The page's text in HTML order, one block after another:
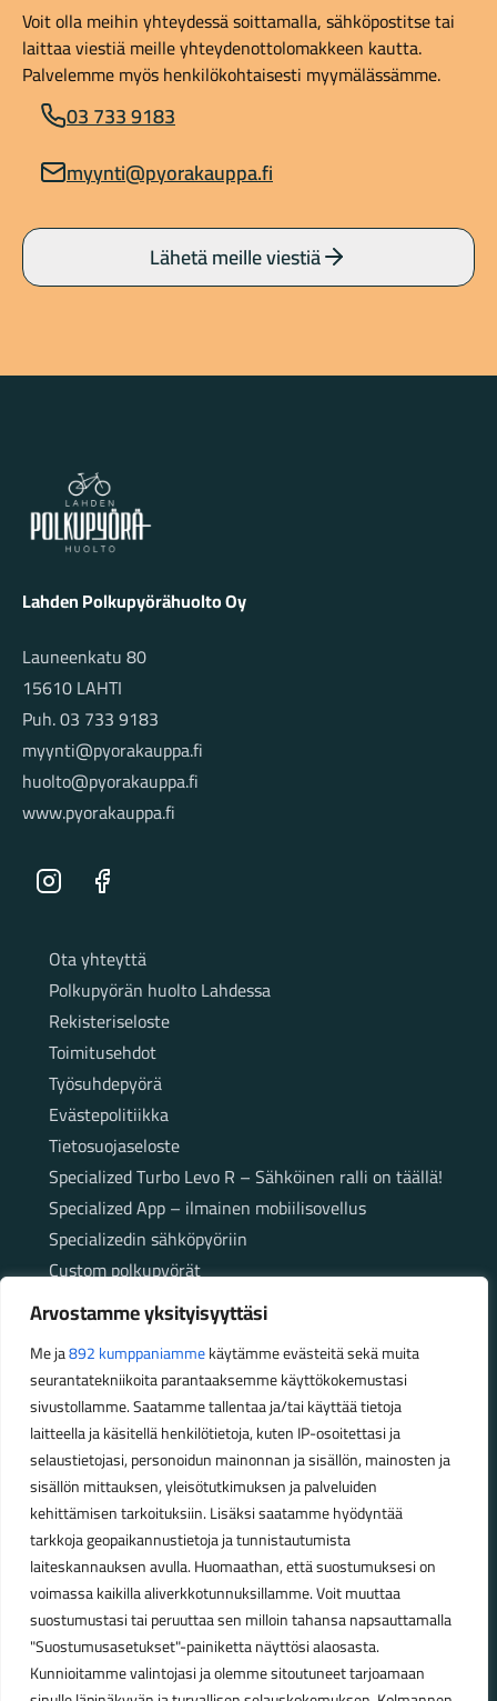
Arvostamme yksityisyyttäsi
Me ja892 kumppaniammekäytämme evästeitä sekä muita
seurantatekniikoita parantaaksemme käyttökokemustasi
sivustollamme. Saatamme tallentaa ja/tai käyttää tietoja
laitteella ja käsitellä henkilötietoja, kuten IP-osoitettasi ja
selaustietojasi, personoidun mainonnan ja sisällön, mainosten ja
sisällön mittauksen, yleisötutkimuksen ja palveluiden
kehittämisen tarkoituksiin. Lisäksi saatamme hyödyntää
tarkkoja geopaikannustietoja ja tunnistautumista
laiteskannauksen avulla. Huomaathan, että suostumuksesi on
voimassa kaikilla aliverkkotunnuksillamme. Voit muuttaa
suostumustasi tai peruuttaa sen milloin tahansa napsauttamalla
"Suostumusasetukset"-painiketta näyttösi alaosasta.
Kunnioitamme valintojasi ja olemme sitoutuneet tarjoamaan
Voit olla meihin yhteydessä soittamalla, sähköpostitse tai
laittaa viestiä meille yhteydenottolomakkeen kautta.
Palvelemme myös henkilökohtaisesti myymälässämme.
03 733 9183
myynti@pyorakauppa.fi
Lähetä meille viestiä
Lahden Polkupyörähuolto - etusivulle
Lahden Polkupyörähuolto Oy
Launeenkatu 80
15610 LAHTI
Puh. 03 733 9183
myynti@pyorakauppa.fi
huolto@pyorakauppa.fi
www.pyorakauppa.fi
Instagram Facebook
SivutOta yhteyttä
Polkupyörän huolto Lahdessa
Rekisteriseloste
Toimitusehdot
Työsuhdepyörä
Evästepolitiikka
Tietosuojaseloste
Specialized Turbo Levo R – Sähköinen ralli on täällä!
Specialized App – ilmainen mobiilisovellus
Specializedin sähköpyöriin
Custom polkupyörät
Fatbikellä helppoa ja huoletonta etenemistä
maastossa
Aukioloajat
Talvikauden aukioloajat (1.10.2025 – 28.2.2026)
Ma-Pe 10-18
La 10-14
Kesäkauden aukioloajat (1.3.2026 – 30.9.2026)
Ma-Pe 10-18
La 9-15
Poikkeavat aukioloajat: